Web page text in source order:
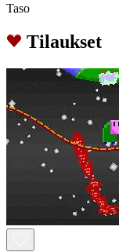
Taso
Tilaukset